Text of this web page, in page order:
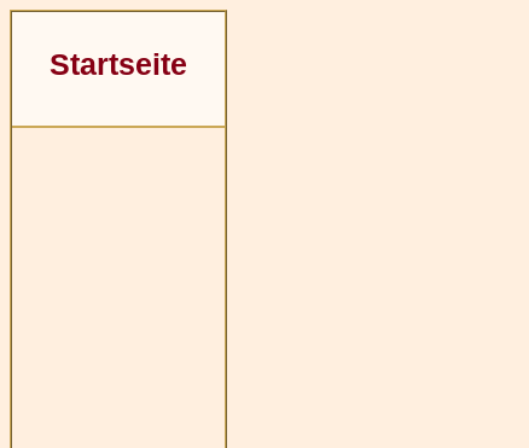
Startseite